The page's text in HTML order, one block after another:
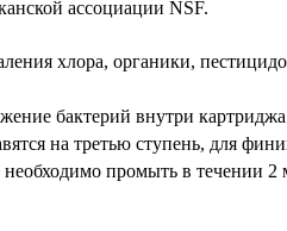
ассоциации NSF.
хлора, органики,
бактерий внутри
на третью ступень, для
промыть в течении 2